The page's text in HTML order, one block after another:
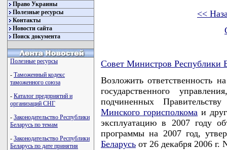
Право Украины
Полезные ресурсы
Контакты
Новости сайта
Поиск документа
Полезные ресурсы
- Таможенный кодекс
таможенного союза
- Каталог предприятий и
организаций СНГ
- Законодательство Республики
Беларусь по темам
- Законодательство Республики
Беларусь по дате принятия
<<
Совет Министров Республики
Возложить ответственность
государственного
подчиненных
Минского горисполкома и
эксплуатацию в 2007 году
программы на 2007 год,
Беларусь от 26 декабря 2006